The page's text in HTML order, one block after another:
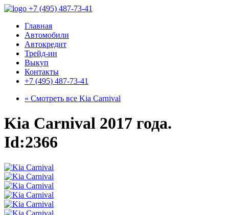
+7 (495) 487-73-41
Главная
Автомобили
Автокредит
Трейд-ин
Выкуп
Контакты
+7 (495) 487-73-41
« Смотреть все Kia Carnival
Kia Carnival 2017 года.
Id:2366